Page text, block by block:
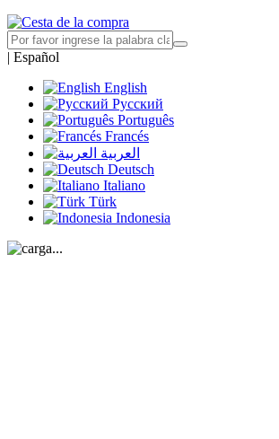
| Español
English
Русский
Português
Francés
العربية
Deutsch
Italiano
Türk
Indonesia